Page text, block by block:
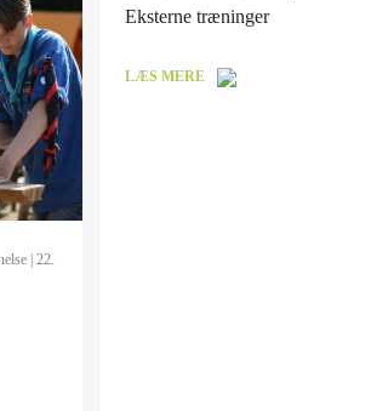
| 22.
Eksterne træninger
LÆS MERE